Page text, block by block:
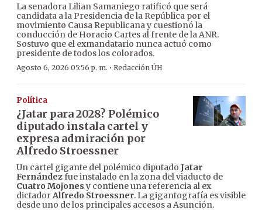
La senadora Lilian Samaniego ratificó que será
candidata a la Presidencia de la República por el
movimiento Causa Republicana y cuestionó la
conducción de Horacio Cartes al frente de la ANR.
Sostuvo que el exmandatario nunca actuó como
presidente de todos los colorados.
Agosto 6, 2026 05:56 p. m. · Redacción ÚH
Política
¿Jatar para 2028? Polémico
diputado instala cartel y
expresa admiración por
Alfredo Stroessner
Un cartel gigante del polémico diputado Jatar
Fernándezfue instalado en la zona del viaducto de
Cuatro Mojones y contiene una referencia al ex
dictadorAlfredo Stroessner. La gigantografía es visible
desde uno de los principales accesos a Asunción.